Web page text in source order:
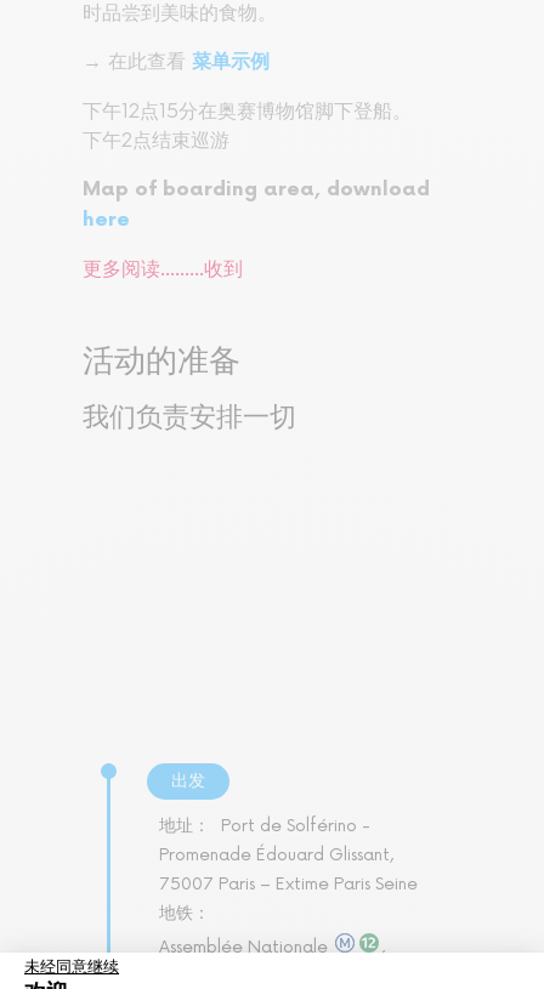
时品尝到美味的食物。
→ 在此查看 菜单示例
下午12点15分在奥赛博物馆脚下登船。
下午2点结束巡游
Map of boarding area, download
here
更多阅读...……收到
活动的准备
我们负责安排一切
出发
地址：
Port de Solférino -
Promenade Édouard Glissant,
75007 Paris – Extime Paris Seine
地铁：
Assemblée Nationale
,